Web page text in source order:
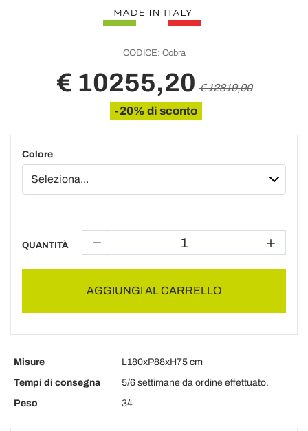
CODICE: Cobra
€ 10255,20 € 12819,00
-20% di sconto
Colore
QUANTITÀ
AGGIUNGI AL CARRELLO
Misure
L180xP88xH75 cm
Tempi di consegna
5/6 settimane da ordine effettuato.
Peso
34